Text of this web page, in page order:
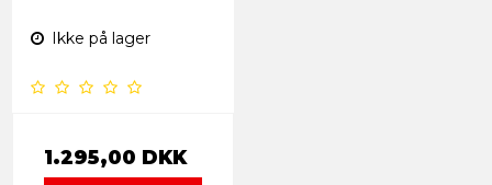
Ikke på lager
1.295,00 DKK